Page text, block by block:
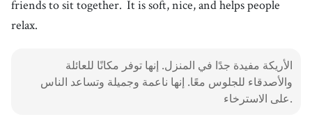
friends to sit together. It is soft, nice, and helps people
relax.
الأريكة مفيدة جدًا في المنزل. إنها توفر مكانًا للعائلة
والأصدقاء للجلوس معًا. إنها ناعمة وجميلة وتساعد الناس
على الاسترخاء.